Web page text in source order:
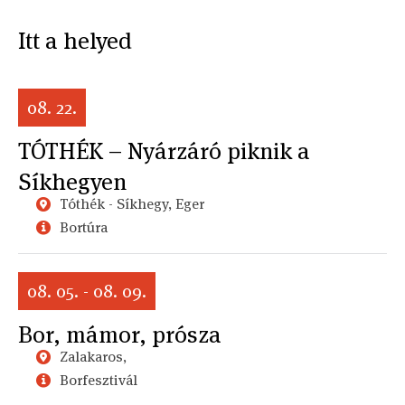
Itt a helyed
08. 22.
TÓTHÉK – Nyárzáró piknik a
Síkhegyen
Tóthék - Síkhegy, Eger
Bortúra
08. 05. - 08. 09.
Bor, mámor, prósza
Zalakaros,
Borfesztivál